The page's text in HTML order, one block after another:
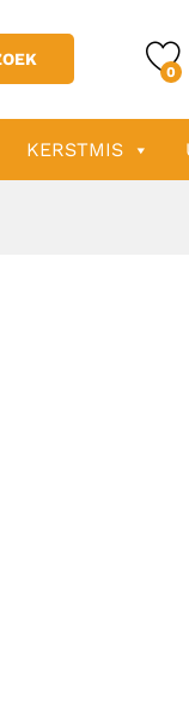
0
KERSTMIS